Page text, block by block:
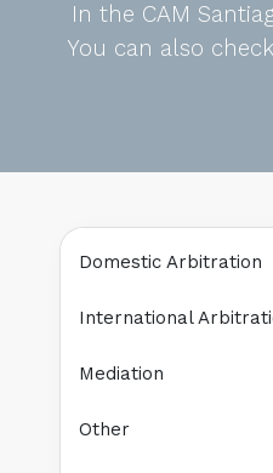
In the CAM
You can also
Domestic Arbitration
International
Mediation
Other